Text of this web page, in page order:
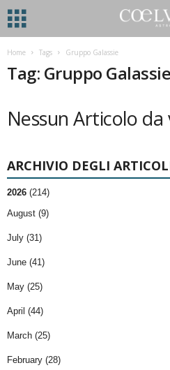
Home Tags Gruppo Galassie
Tag: Gruppo Galassie
Nessun Articolo da
ARCHIVIO DEGLI
2026 (214)
August (9)
July (31)
June (41)
May (25)
April (44)
March (25)
February (28)